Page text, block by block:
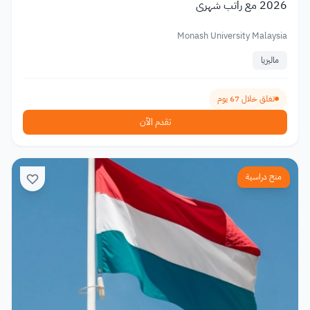
2026 مع راتب شهري
Monash University Malaysia
ماليزيا
تغلق خلال 67 يوم
تقدم الآن
منح دراسية